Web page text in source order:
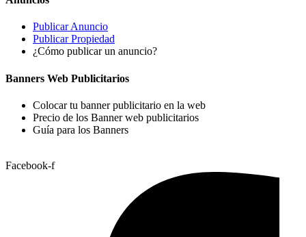
Publicar Anuncio
Publicar Propiedad
¿Cómo publicar un anuncio?
Banners Web Publicitarios
Colocar tu banner publicitario en la web
Precio de los Banner web publicitarios
Guía para los Banners
Facebook-f